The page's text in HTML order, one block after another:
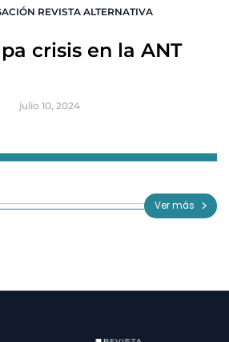
REVISTA ALTERNATIVA
crisis en la ANT
julio 10, 2024
Ver más